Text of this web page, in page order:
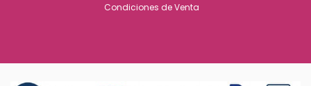
Condiciones de Venta